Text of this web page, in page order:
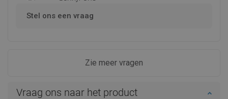
Stel ons een vraag
Zie meer vragen
Vraag ons naar het product